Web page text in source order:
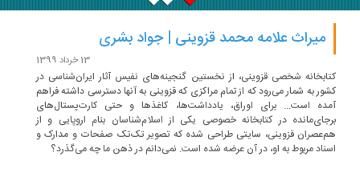
میراث علامه محمد قزوینی | جواد بشری
شخصی قزوینی، از نخستین گنجینه‌های نفیس آثار ایران‌شناسی در
به شمار می‌رود که از تمام مراکزی که قزوینی به آنها دسترسی داشته فراهم
است... برای اوراق، یادداشت‌ها، کاغذها و حتی کارت‌پستال‌های
در کتابخانه خصوصی یکی از اسلام‌شناسان بنام اروپایی و از
قزوینی، سایتی طراحی شده که تصویر تک‌تک صفحات و مدارک و
مربوط به او، در آن عرضه شده است. نمی‌دانم در ذهن ما چه می‌گذرد؟